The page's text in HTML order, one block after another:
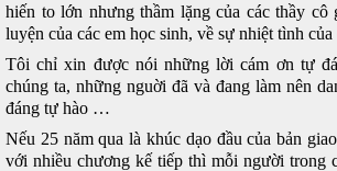
hiến to lớn nhưng thầm lặng của các thầy cô
luyện của các em học sinh, về sự nhiệt tình
Tôi chỉ xin được nói những lời cám ơn tự
chúng ta, những nguời đã và đang làm nên
đáng tự hào …
Nếu 25 năm qua là khúc dạo đầu của bản
với nhiều chương kế tiếp thì mỗi người trong